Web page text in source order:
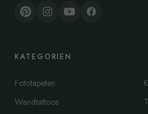
KATEGORIEN
Fototapeten
Wandtattoos